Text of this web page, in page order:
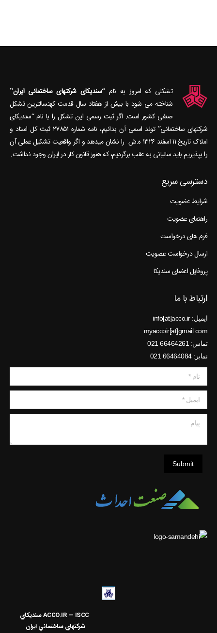
تشکلی که امروز به نام“سندیکای شرکتهای ساختمانی ایران”
شناخته می‎ شود با بیش از هفتاد سال قدمت کهنسال‎ترین تشکل
صنفی کشور است. اگر ثبت رسمی این تشکل را با نام “سندیکای
شرکتهای ساختمانی” تولد اسمی آن بدانیم، نامه شماره ۲۷۸۵۱ ثبت کل اسناد و
املاک تاریخ ۱۱ اسفند ۱۳۲۶ ه.ش را نشان می‎دهد و اگر واقعیت تشکیل عملی آن
را بپذیریم باید سالیانی به عقب برگردیم، که هنوز قانون کار در ایران وجود نداشت.
دسترسی سریع
شرایط عضویت
راهنمای عضویت
فرم های درخواست
ارسال درخواست عضویت
پروفایل اعضای سندیکا
ارتباط با ما
ایمیل: info[at]acco.ir
myaccoir[at]gmail.com
تماس: 66464261 021
نمابر: 66464084 021
نام *
ایمیل *
Submit
ACCO.IR — ISCC
سنديکاي
شرکتهاي ساختماني ايران